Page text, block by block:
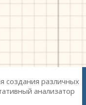
создания различных
анализатор